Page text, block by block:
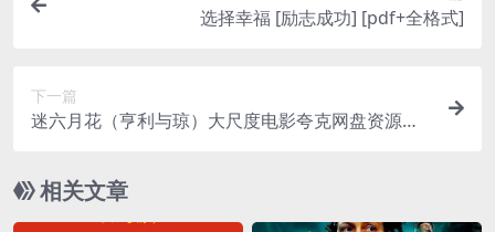
选择幸福 [ 励志成功] [pdf+全格式]
下一篇
迷六月花（亨利与琼）大尺度电影夸克网盘资源下
相关文章